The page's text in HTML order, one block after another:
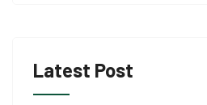
Latest Post